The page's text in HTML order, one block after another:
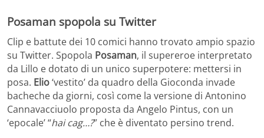
Posaman spopola su Twitter
Clip e battute dei 10 comici hanno trovato ampio spazio
su Twitter. Spopola Posaman, il supereroe interpretato
da Lillo e dotato di un unico superpotere: mettersi in
posa. Elio‘vestito’ da quadro della Gioconda invade
bacheche da giorni, così come la versione di Antonino
Cannavacciuolo proposta da Angelo Pintus, con un
‘epocale’ “hai cag…?” che è diventato persino trend.